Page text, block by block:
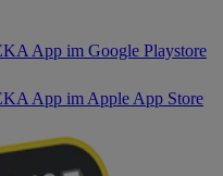
App im Google Playstore
App im Apple App Store